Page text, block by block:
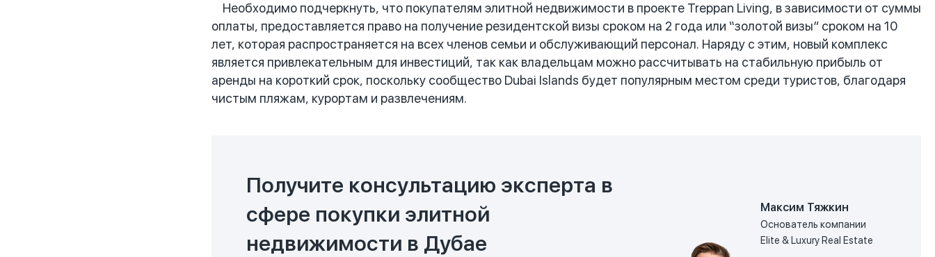
Необходимо подчеркнуть, что покупателям элитной недвижимости в проекте Treppan Living, в зависимости от суммы
оплаты, предоставляется право на получение резидентской визы сроком на 2 года или “золотой визы” сроком на 10
лет, которая распространяется на всех членов семьи и обслуживающий персонал. Наряду с этим, новый комплекс
является привлекательным для инвестиций, так как владельцам можно рассчитывать на стабильную прибыль от
аренды на короткий срок, поскольку сообщество Dubai Islands будет популярным местом среди туристов, благодаря
чистым пляжам, курортам и развлечениям.
Получите консультацию эксперта в
сфере покупки элитной
недвижимости в Дубае
Максим Тяжкин
Основатель компании
Elite & Luxury Real Estate